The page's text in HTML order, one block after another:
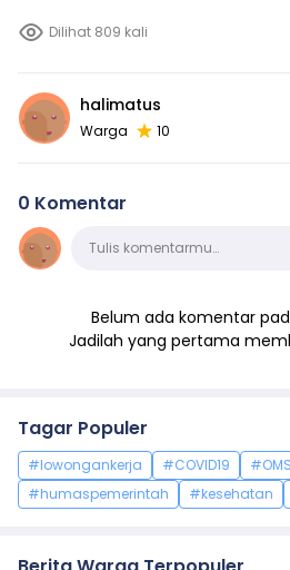
Dilihat 809 kali
halimatus
Warga 10
0 Komentar
KomentarTulis komentarmu…
Belum ada komentar
Jadilah yang pertama
Tagar Populer
#lowongankerja #COVID19 #OMS
#humaspemerintah
#kesehatan